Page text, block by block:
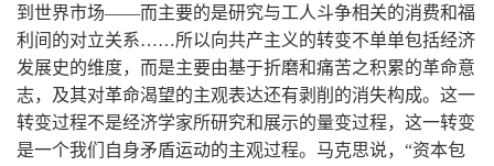
到世界市场——而主要的是研究与工人斗争相关的消费和福
利间的对立关系……所以向共产主义的转变不单单包括经济
发展史的维度，而是主要由基于折磨和痛苦之积累的革命意
志，及其对革命渴望的主观表达还有剥削的消失构成。这一
转变过程不是经济学家所研究和展示的量变过程，这一转变
是一个我们自身矛盾运动的主观过程。马克思说，“资本包